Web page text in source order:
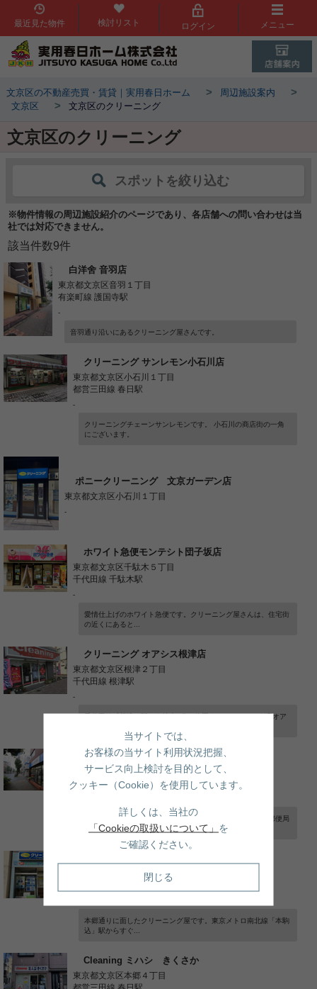
最近見た物件 検討リスト ログイン メニュー
文京区の不動産売買・賃貸｜実用春日ホーム > 周辺施設案内 >
文京区 > 文京区のクリーニング
文京区のクリーニング
スポットを絞り込む
※物件情報の周辺施設紹介のページであり、各店舗への問い合わせは当
社では対応できません。
該当件数9件
白洋舍 音羽店
東京都文京区音羽１丁目
有楽町線 護国寺駅
-
音羽通り沿いにあるクリーニング屋さんです。
クリーニング サンレモン小石川店
東京都文京区小石川１丁目
都営三田線 春日駅
-
クリーニングチェーンサンレモンです。 小石川の商店街の一角
にございます。
ポニークリーニング 文京ガーデン店
東京都文京区小石川１丁目
-
ホワイト急便モンテシト団子坂店
東京都文京区千駄木５丁目
千代田線 千駄木駅
-
愛情仕上げのホワイト急便です。クリーニング屋さんは、住宅街
の近くにあると...
クリーニング オアシス根津店
東京都文京区根津２丁目
千代田線 根津駅
-
千代田線「根津」駅から徒歩3分に位置するクリーニング店オア
白洋舍 白山PS店
東京都文京区白山５丁目
都営三田線 千石駅
旧白山通りにあるクリーニング屋です。周辺はコンビニ・郵便局
等あり、便利な...
東京都文京区本駒込１丁目
本郷通りに面したクリーニング屋です。東京メトロ南北線「本駒
込」駅からすぐ...
Cleaning ミハシ きくさか
東京都文京区本郷４丁目
当サイトでは、
お客様の当サイト利用状況把握、
サービス向上検討を目的として、
クッキー（Cookie）を使用しています。
詳しくは、当社の
「Cookieの取扱いについて」 を
ご確認ください。
閉じる